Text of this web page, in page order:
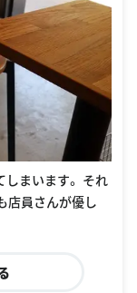
まいます。 それ
店員さんが優し